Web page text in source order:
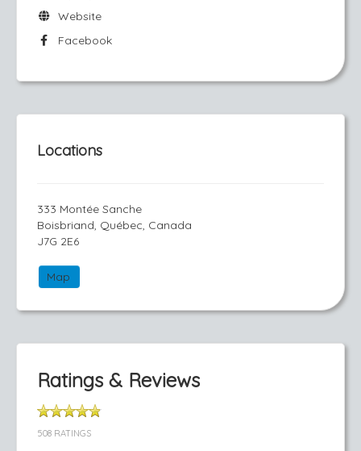
Website
Facebook
Locations
333 Montée Sanche
Boisbriand, Québec, Canada
J7G 2E6
Map
Ratings & Reviews
508 RATINGS